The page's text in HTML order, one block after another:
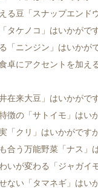
る豆「スナップエンド
タケノコ」はいかがで
「ニンジン」はいかが
卓にアクセントを加え
在来大豆」はいかがで
徴の「サトイモ」はい
「クリ」はいかがです
合う万能野菜「ナス」
いが変わる「ジャガイ
ない「タマネギ」はい